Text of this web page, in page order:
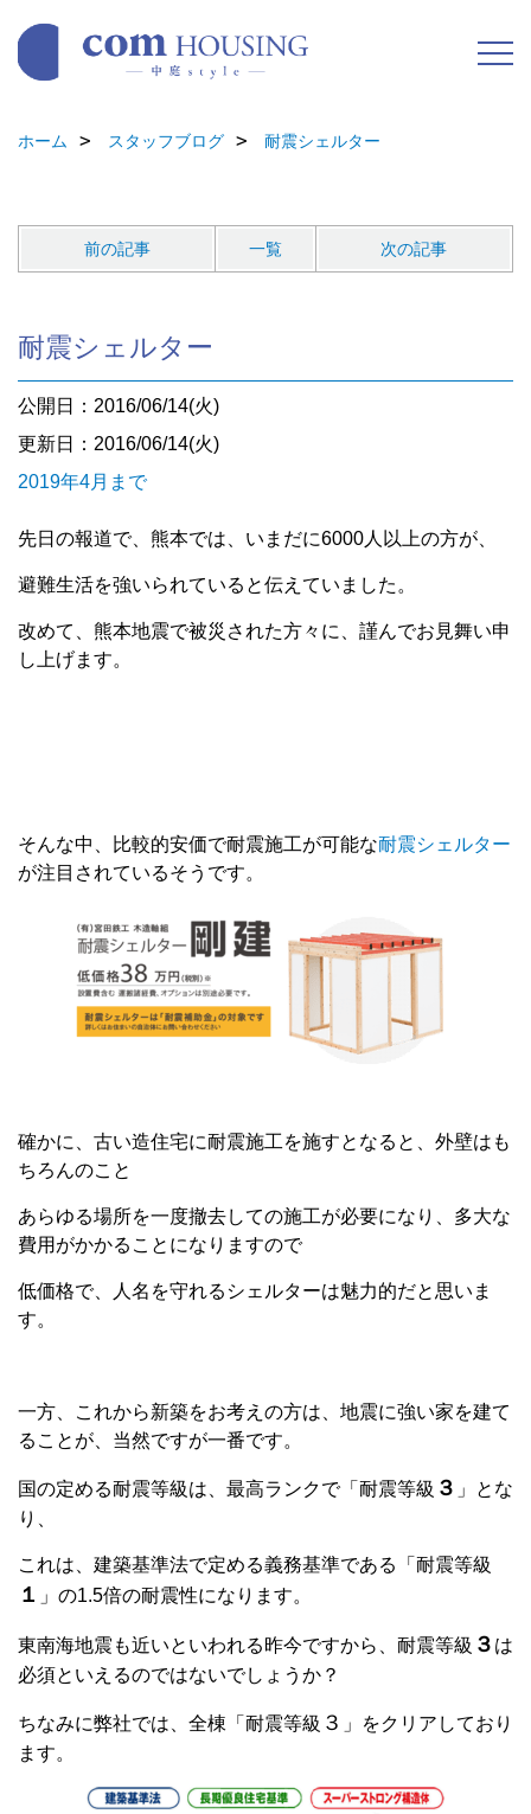
ホーム スタッフブログ 耐震シェルター
前の記事 一覧 次の記事
耐震シェルター
公開日：2016/06/14(火)
更新日：2016/06/14(火)
2019年4月まで
先日の報道で、熊本では、いまだに6000人以上の方が、
避難生活を強いられていると伝えていました。
改めて、熊本地震で被災された方々に、謹んでお見舞い申
し上げます。
そんな中、比較的安価で耐震施工が可能な耐震シェルター
が注目されているそうです。
確かに、古い造住宅に耐震施工を施すとなると、外壁はも
ちろんのこと
あらゆる場所を一度撤去しての施工が必要になり、多大な
費用がかかることになりますので
低価格で、人名を守れるシェルターは魅力的だと思いま
す。
一方、これから新築をお考えの方は、地震に強い家を建て
ることが、当然ですが一番です。
国の定める耐震等級は、最高ランクで「耐震等級 ３ 」とな
り、
これは、建築基準法で定める義務基準である「耐震等級
１ 」の1.5倍の耐震性になります。
東南海地震も近いといわれる昨今ですから、耐震等級 ３ は
必須といえるのではないでしょうか？
ちなみに弊社では、全棟「耐震等級 ３ 」をクリアしており
ます。